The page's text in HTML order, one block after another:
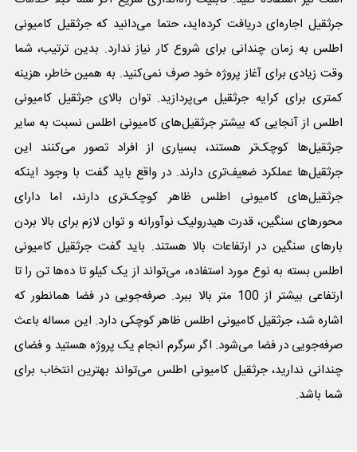
جرثقیل اجاره‌ای دریافت کرده‌اید، حتما می‌دانید که جرثقیل کامیونی
اطلس به زمان چندانی برای شروع کار نیاز ندارد. بدین ترتیب، شما
وقت زیادی برای آغاز پروژه خود صرف نمی‌کنید. به همین خاطر، هزینه
کمتری برای کرایه جرثقیل می‌پردازید. توان بالای جرثقیل کامیونی
اطلس از آنجایی که بیشتر جرثقیل‌های کامیونی اطلس نسبت به سایر
جرثقیل‌ها کوچک‌تر هستند، بسیاری از افراد تصور می‌کنند این
جرثقیل‌‌ها عملکرد ضعیف‌تری دارند. در واقع باید گفت با وجود اینکه
جرثقیل‌های کامیونی اطلس ظاهر کوچک‌تری دارند، اما دارای
محورهای سنگین، قدرت هیدرولیک نوآورانه و توان لازم برای بالا بردن
بارهای سنگین در ارتفاعات بالا هستند. باید گفت جرثقیل کامیونی
اطلس بسته به نوع مورد استفاده، می‌تواند از یک کیلو تا ده‌ها تن را تا
ارتفاعی بیشتر از 100 متر بالا ببرد. صرفه‌جویی در فضا همانطور که
اشاره شد، جرثقیل کامیونی اطلس ظاهر کوچکی دارد. این مساله باعث
صرفه‌جویی در فضا می‌شود. اگر سرگرم انجام یک پروژه هستید و فضای
چندانی ندارید، جرثقیل کامیونی اطلس می‌تواند بهترین انتخاب برای
شما باشد.